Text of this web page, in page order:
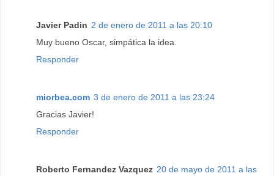
Javier Padin 2 de enero de 2011 a las 20:10
Muy bueno Oscar, simpática la idea.
Responder
miorbea.com 3 de enero de 2011 a las 23:24
Gracias Javier!
Responder
Roberto Fernandez Vazquez 20 de mayo de 2011 a las